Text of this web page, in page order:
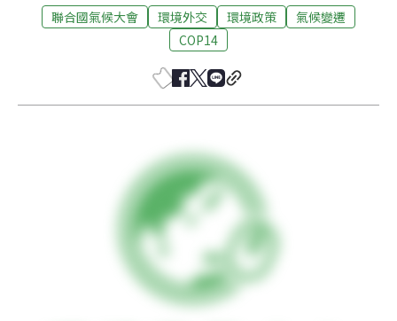
聯合國氣候大會 環境外交 環境政策
氣候變遷
COP14